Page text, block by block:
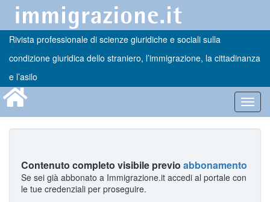
Rivista professionale di scienze giuridiche e sociali sulla
condizione giuridica dello straniero, l’immigrazione, la cittadinanza
e l’asilo
Contenuto completo visibile previo abbonamento
Se sei già abbonato a Immigrazione.it accedi al portale con
le tue credenziali per proseguire.